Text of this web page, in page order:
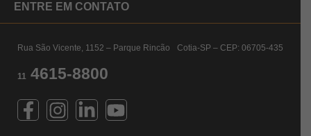
ENTRE EM CONTATO
Rua São Vicente, 1152 – Parque Rincão Cotia-SP – CEP: 06705-435
11 4615-8800